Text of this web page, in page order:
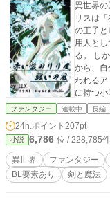
異世界の
リスは
の王子と
用人と
る。 し
から、自分
われるア
に持つ
では地と
だが、
それぞれ
近隣諸国
和を長く
も、戦う
ファンタジー 連載中 長編
24h.ポイント 207pt
小説 6,786 位 / 228,785件
異世界 ファンタジー
BL要素あり
剣と魔法